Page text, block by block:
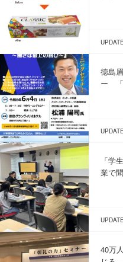
徳島
ー 「
「学
業で
40万